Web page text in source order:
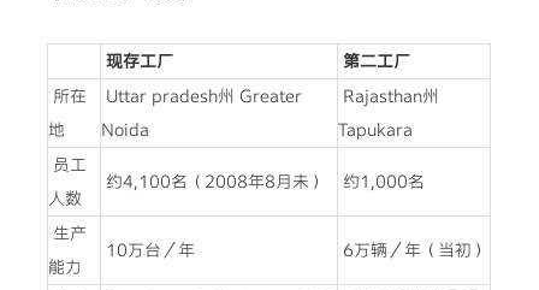
现存工厂
第二工厂
所在
地
Uttar pradesh州 Greater
Noida
Rajasthan州
Tapukara
员工
人数
约4,100名（2008年8月未） 约1,000名
生产
能力
10万台／年 6万辆／年（当初）